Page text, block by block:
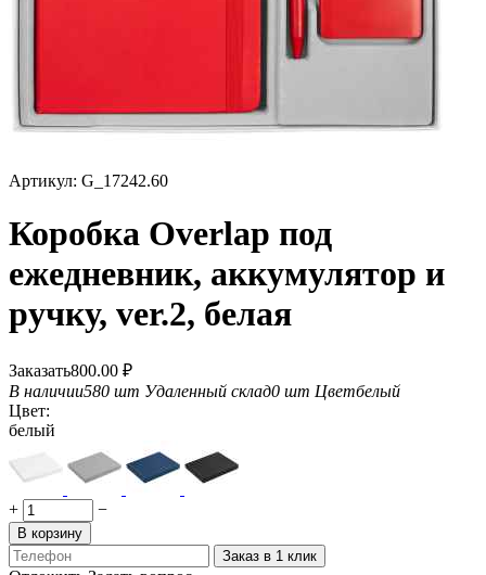
Артикул: G_17242.60
Коробка Overlap под
ежедневник, аккумулятор и
ручку, ver.2, белая
Заказать800.00 ₽
В наличии580 шт Удаленный склад0 шт Цветбелый
Цвет:
белый
+ −
В корзину
Заказ в 1 клик